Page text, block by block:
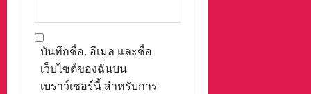
บันทึกชื่อ, อีเมล และชื่อ
เว็บไซต์ของฉันบน
เบราว์เซอร์นี้ สำหรับการ